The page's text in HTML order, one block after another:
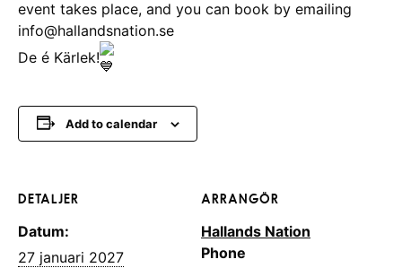
event takes place, and you can book by emailing
info@hallandsnation.se
De é Kärlek!
Add to calendar
DETALJER
Datum:
27 januari 2027
ARRANGÖR
Hallands Nation
Phone